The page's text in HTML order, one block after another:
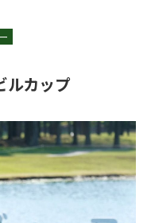
カップ